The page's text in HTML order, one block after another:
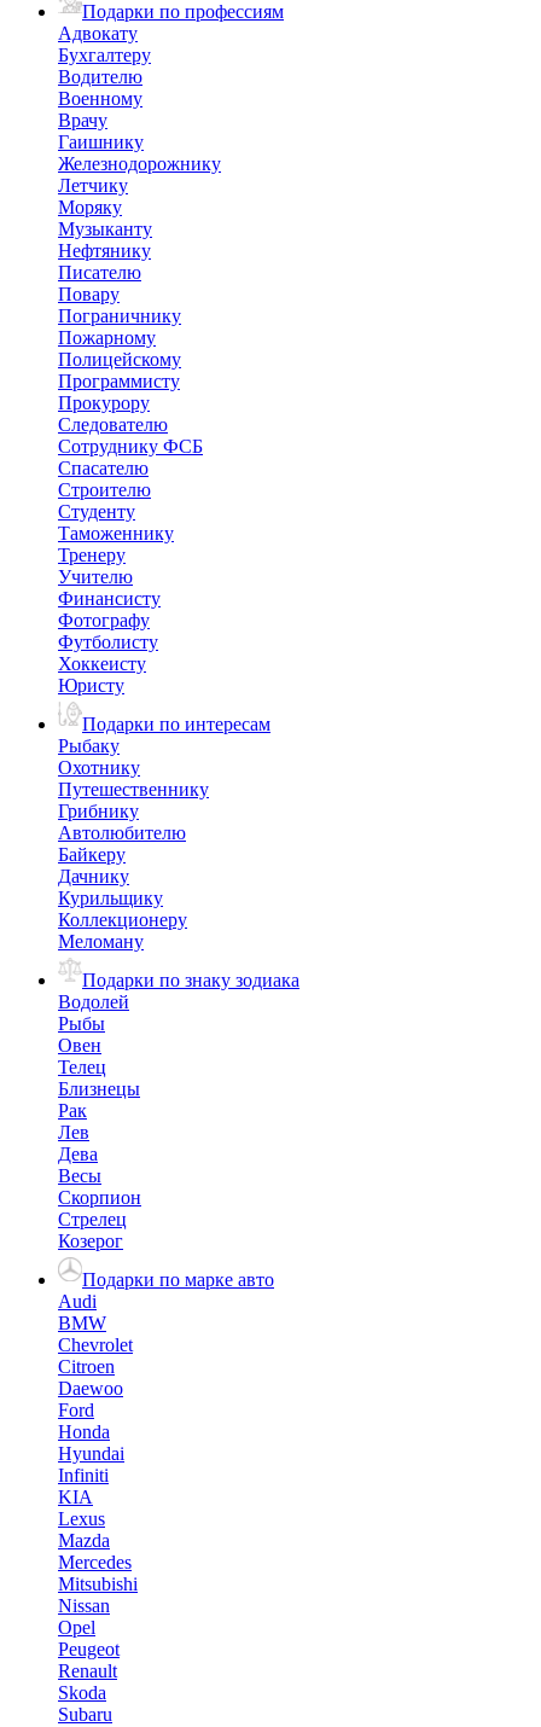
Подарки по профессиям
Адвокату
Бухгалтеру
Водителю
Военному
Врачу
Гаишнику
Железнодорожнику
Летчику
Моряку
Музыканту
Нефтянику
Писателю
Повару
Пограничнику
Пожарному
Полицейскому
Программисту
Прокурору
Следователю
Сотруднику ФСБ
Спасателю
Строителю
Студенту
Таможеннику
Тренеру
Учителю
Финансисту
Фотографу
Футболисту
Хоккеисту
Юристу
Подарки по интересам
Рыбаку
Охотнику
Путешественнику
Грибнику
Автолюбителю
Байкеру
Дачнику
Курильщику
Коллекционеру
Меломану
Подарки по знаку зодиака
Водолей
Рыбы
Овен
Телец
Близнецы
Рак
Лев
Дева
Весы
Скорпион
Стрелец
Козерог
Подарки по марке авто
Audi
BMW
Chevrolet
Citroen
Daewoo
Ford
Honda
Hyundai
Infiniti
KIA
Lexus
Mazda
Mercedes
Mitsubishi
Nissan
Opel
Peugeot
Renault
Skoda
Subaru